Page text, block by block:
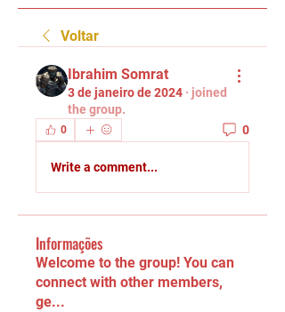
Voltar
Ibrahim Somrat
3 de janeiro de 2024 · joined
the group.
0 0
Write a comment...
Informações
Welcome to the group! You can
connect with other members,
ge...